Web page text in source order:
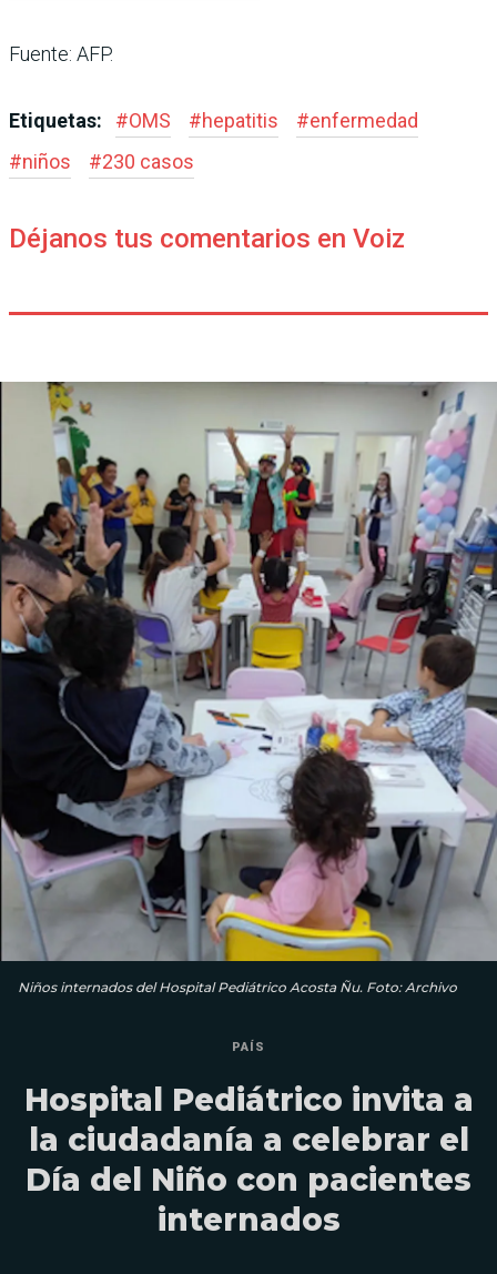
Fuente: AFP.
Etiquetas: #OMS #hepatitis #enfermedad
#niños #230 casos
Déjanos tus comentarios en Voiz
Niños internados del Hospital Pediátrico Acosta Ñu. Foto: Archivo
PAÍS
Hospital Pediátrico invita a
la ciudadanía a celebrar el
Día del Niño con pacientes
internados